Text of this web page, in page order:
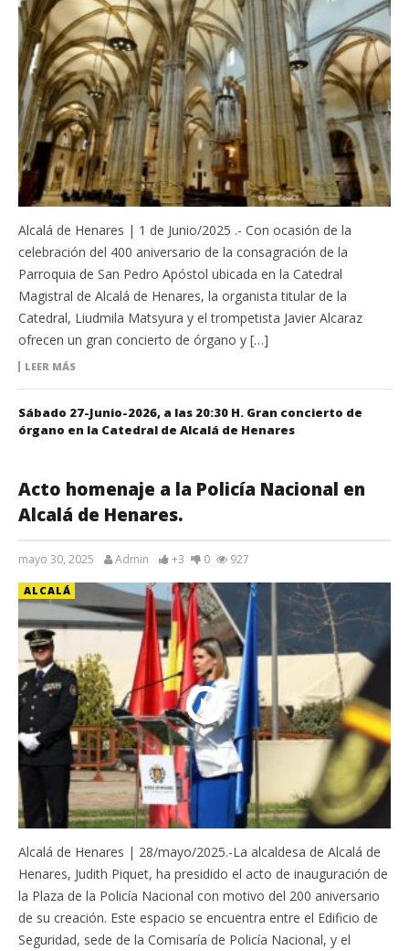
Alcalá de Henares | 1 de Junio/2025 .- Con ocasión de la
celebración del 400 aniversario de la consagración de la
Parroquia de San Pedro Apóstol ubicada en la Catedral
Magistral de Alcalá de Henares, la organista titular de la
Catedral, Liudmila Matsyura y el trompetista Javier Alcaraz
ofrecen un gran concierto de órgano y […]
LEER MÁS
Sábado 27-Junio-2026, a las 20:30 H. Gran concierto de
órgano en la Catedral de Alcalá de Henares
Acto homenaje a la Policía Nacional en
Alcalá de Henares.
mayo 30, 2025 Admin +3 0 927
ALCALÁ
Alcalá de Henares | 28/mayo/2025.-La alcaldesa de Alcalá de
Henares, Judith Piquet, ha presidido el acto de inauguración de
la Plaza de la Policía Nacional con motivo del 200 aniversario
de su creación. Este espacio se encuentra entre el Edificio de
Seguridad, sede de la Comisaría de Policía Nacional, y el